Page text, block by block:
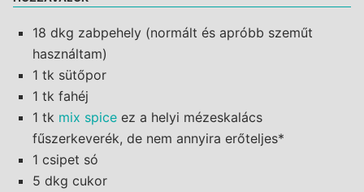
18 dkg zabpehely (normált és apróbb szeműt
használtam)
1 tk sütőpor
1 tk fahéj
1 tk mix spice ez a helyi mézeskalács
fűszerkeverék, de nem annyira erőteljes*
1 csipet só
5 dkg cukor